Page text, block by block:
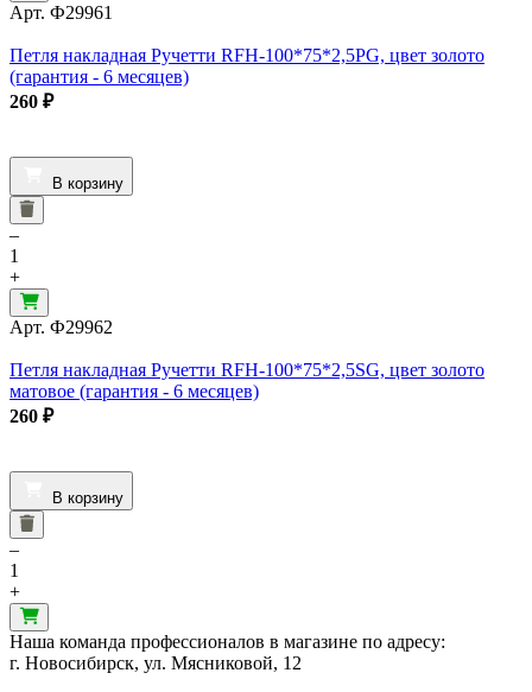
Арт. Ф29961
Петля накладная Ручетти RFH-100*75*2,5PG, цвет золото
(гарантия - 6 месяцев)
260 ₽
В корзину
–
1
+
Арт. Ф29962
Петля накладная Ручетти RFH-100*75*2,5SG, цвет золото
матовое (гарантия - 6 месяцев)
260 ₽
В корзину
–
1
+
Наша команда профессионалов в магазине по адресу:
г. Новосибирск, ул. Мясниковой, 12